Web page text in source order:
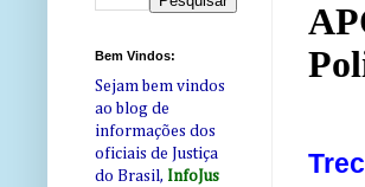
Bem Vindos:
Sejam bem vindos
ao blog de
informações dos
oficiais de Justiça
do Brasil, InfoJus